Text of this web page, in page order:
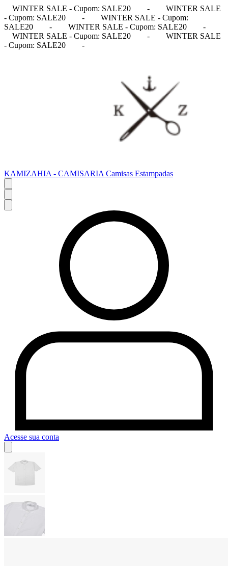
WINTER SALE - Cupom: SALE20 -
WINTER SALE
- Cupom: SALE20
-
WINTER SALE - Cupom:
SALE20
- WINTER SALE - Cupom: SALE20
-
WINTER SALE - Cupom: SALE20
-
WINTER SALE
- Cupom: SALE20
-
KAMIZAHIA - CAMISARIA Camisas Estampadas
Acesse sua conta